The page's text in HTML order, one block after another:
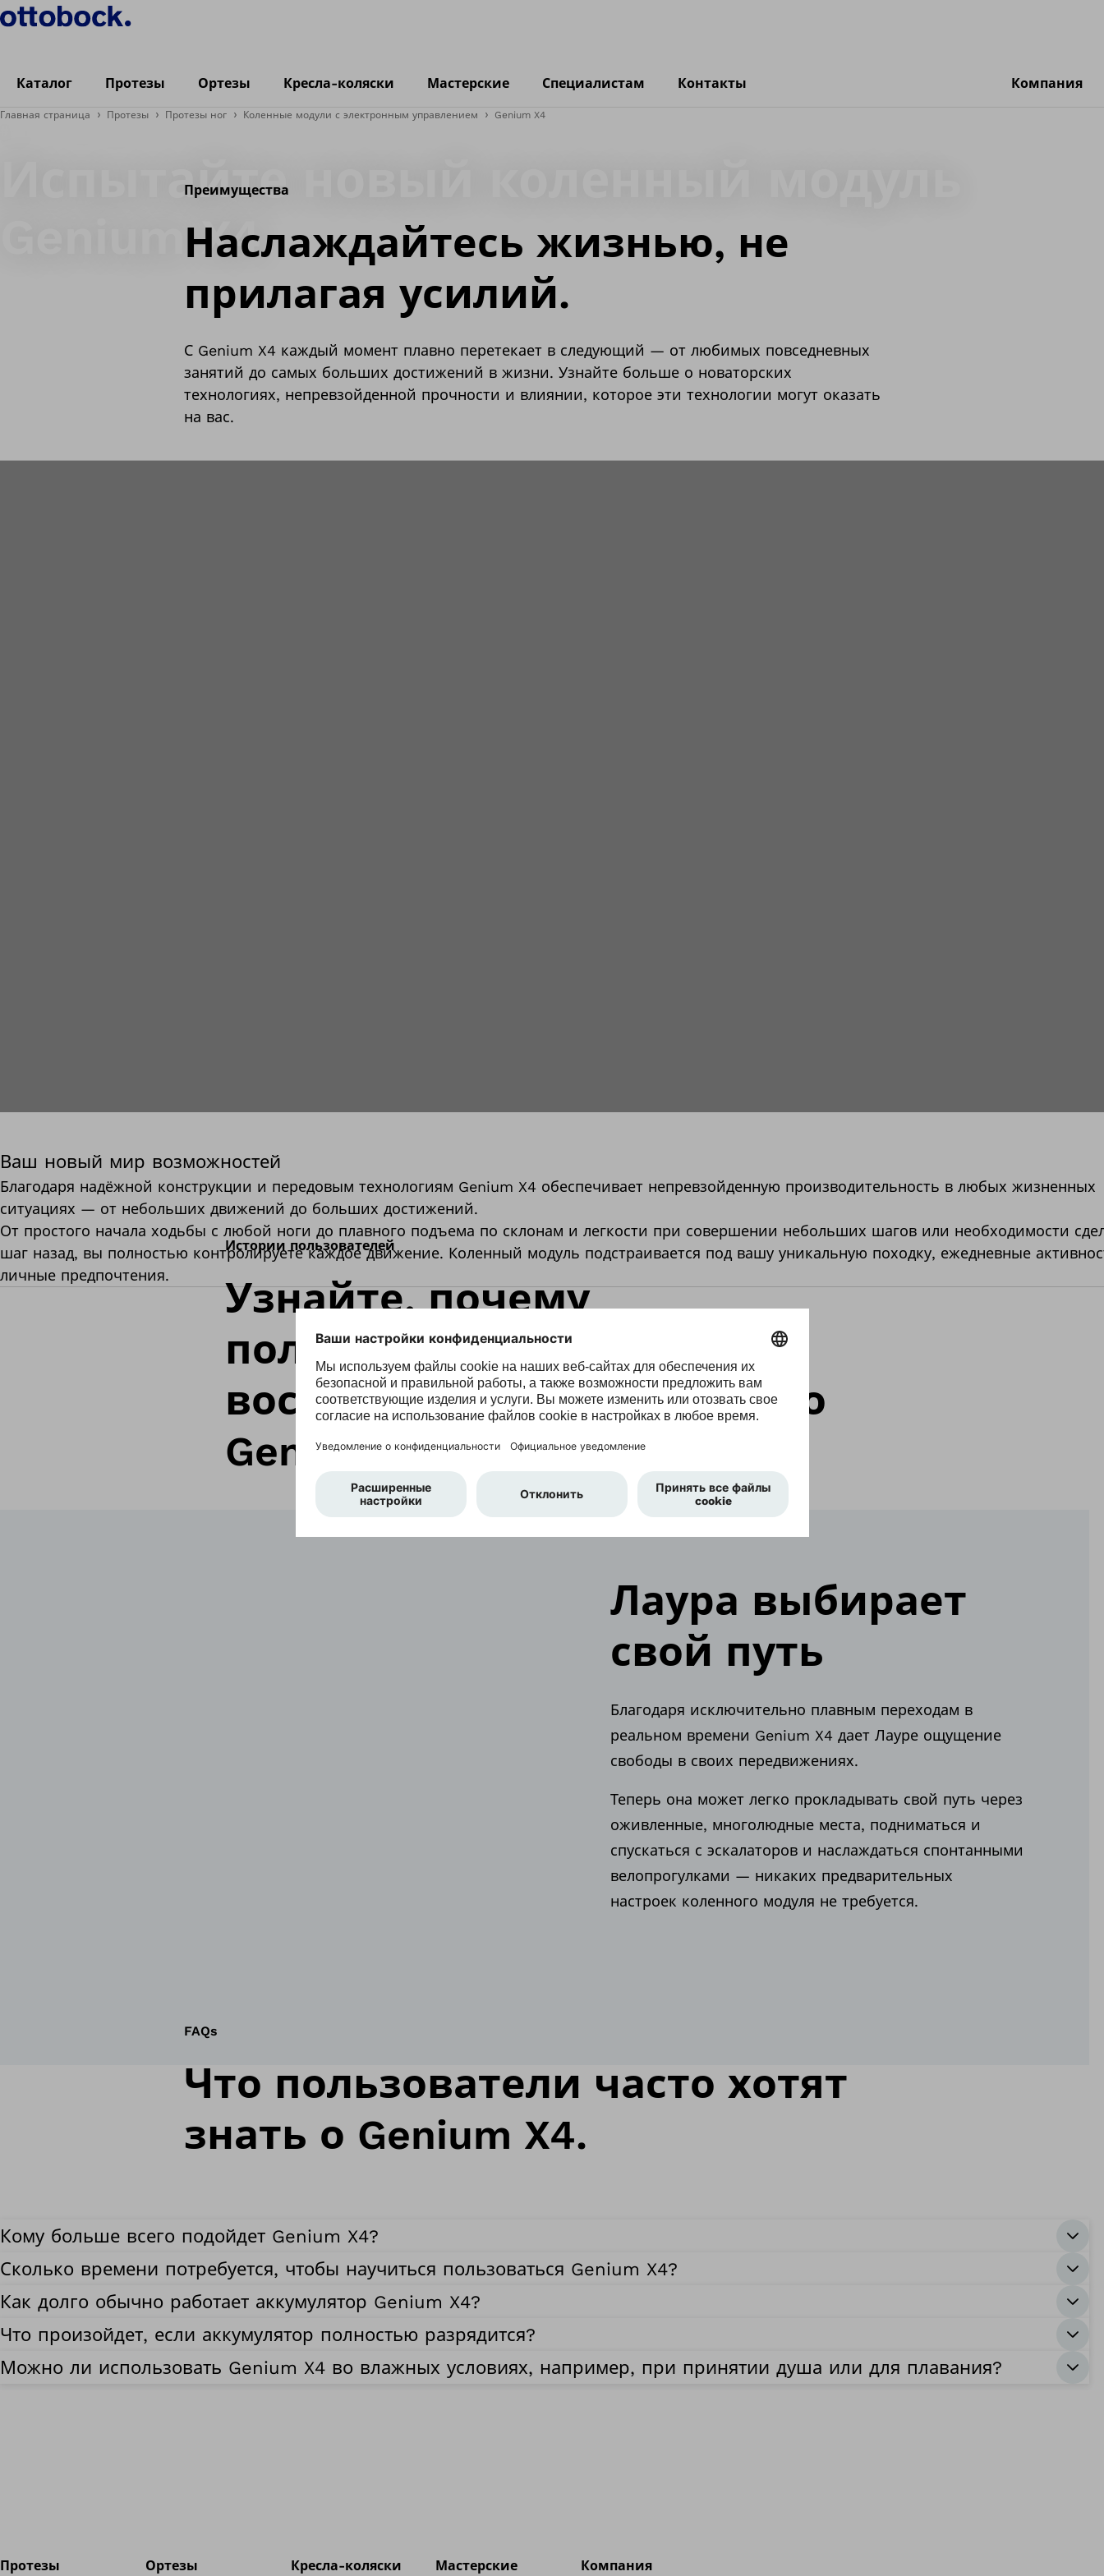
Каталог Протезы Ортезы Кресла-коляски Мастерские Специалистам Контакты Компания
Главная страница Протезы Протезы ног Коленные модули с электронным управлением Genium X4
Испытайте новый коленный модуль
Genium X4.
Преимущества
Наслаждайтесь жизнью, не
прилагая усилий.
С Genium X4 каждый момент плавно перетекает в следующий — от любимых повседневных
занятий до самых больших достижений в жизни. Узнайте больше о новаторских
технологиях, непревзойденной прочности и влиянии, которое эти технологии могут оказать
на вас.
Ваш новый мир возможностей
Благодаря надёжной конструкции и передовым технологиям Genium X4 обеспечивает непревзойденную производительность в любых жизненных
ситуациях — от небольших движений до больших достижений.
От простого начала ходьбы с любой ноги до плавного подъема по склонам и легкости при совершении небольших шагов или необходимости
шаг назад, вы полностью контролируете каждое движение. Коленный модуль подстраивается под вашу уникальную походку, ежедневные
личные предпочтения.
Истории пользователей
Узнайте, почему
пользователи так
восторженно отзываются о
Genium X4.
Лаура выбирает
свой путь
Благодаря исключительно плавным переходам в
реальном времени Genium X4 дает Лауре ощущение
свободы в своих передвижениях.
Теперь она может легко прокладывать свой путь через
оживленные, многолюдные места, подниматься и
спускаться с эскалаторов и наслаждаться спонтанными
велопрогулками — никаких предварительных
настроек коленного модуля не требуется.
FAQs
Что пользователи часто хотят
знать о Genium X4.
Кому больше всего подойдет Genium X4?
Сколько времени потребуется, чтобы научиться пользоваться Genium X4?
Как долго обычно работает аккумулятор Genium X4?
Что произойдет, если аккумулятор полностью разрядится?
Можно ли использовать Genium X4 во влажных условиях, например, при принятии душа или для плавания?
Протезы Ортезы Кресла-коляски Мастерские Компания